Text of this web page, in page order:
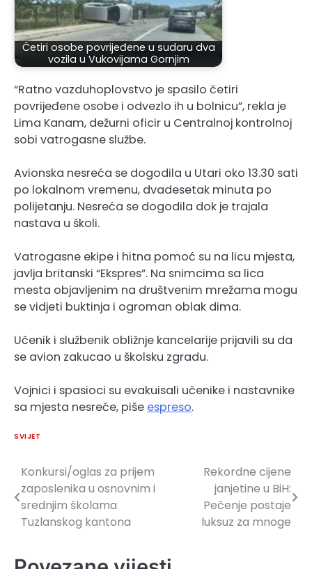
Četiri osobe povrijeđene u sudaru dva
vozila u Vukovijama Gornjim
“Ratno vazduhoplovstvo je spasilo četiri
povrijeđene osobe i odvezlo ih u bolnicu”, rekla je
Lima Kanam, dežurni oficir u Centralnoj kontrolnoj
sobi vatrogasne službe.
Avionska nesreća se dogodila u Utari oko 13.30 sati
po lokalnom vremenu, dvadesetak minuta po
polijetanju. Nesreća se dogodila dok je trajala
nastava u školi.
Vatrogasne ekipe i hitna pomoć su na licu mjesta,
javlja britanski “Ekspres”. Na snimcima sa lica
mesta objavljenim na društvenim mrežama mogu
se vidjeti buktinja i ogroman oblak dima.
Učenik i službenik obližnje kancelarije prijavili su da
se avion zakucao u školsku zgradu.
Vojnici i spasioci su evakuisali učenike i nastavnike
sa mjesta nesreće, piše espreso.
SVIJET
Navigacija
članaka
Konkursi/oglas za prijem
zaposlenika u osnovnim i
srednjim školama
Tuzlanskog kantona
Rekordne cijene
janjetine u BiH:
Pečenje postaje
luksuz za mnoge